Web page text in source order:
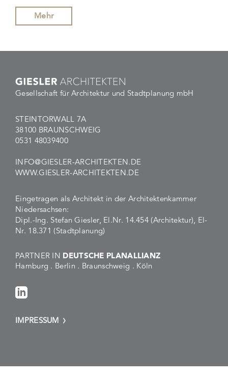
Mehr
Gesellschaft für Architektur und Stadtplanung mbH
STEINTORWALL 7A
38100 BRAUNSCHWEIG
0531 48039400
INFO@GIESLER-ARCHITEKTEN.DE
WWW.GIESLER-ARCHITEKTEN.DE
Eingetragen als Architekt in der Architektenkammer
Niedersachsen:
Dipl.-Ing. Stefan Giesler, El.Nr. 14.454 (Architektur), El-
Nr. 18.371 (Stadtplanung)
PARTNER IN DEUTSCHE PLANALLIANZ
Hamburg . Berlin . Braunschweig . Köln
IMPRESSUM